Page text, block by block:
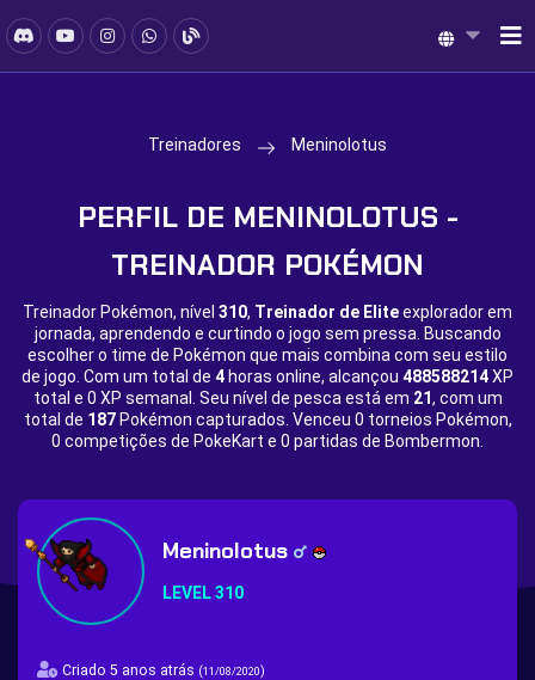
Treinadores Meninolotus
PERFIL DE MENINOLOTUS -
TREINADOR POKÉMON
Treinador Pokémon, nível 310, Treinador de Eliteexplorador em
jornada, aprendendo e curtindo o jogo sem pressa. Buscando
escolher o time de Pokémon que mais combina com seu estilo
de jogo. Com um total de 4 horas online, alcançou 488588214XP
total e 0 XP semanal. Seu nível de pesca está em 21, com um
total de 187Pokémon capturados. Venceu 0 torneios Pokémon,
0 competições de PokeKart e 0 partidas de Bombermon.
Meninolotus
LEVEL 310
Criado 5 anos atrás (11/08/2020)